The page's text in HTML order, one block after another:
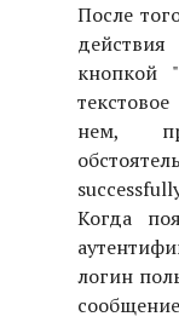
После
кнопкой
нем,
Когда
логин